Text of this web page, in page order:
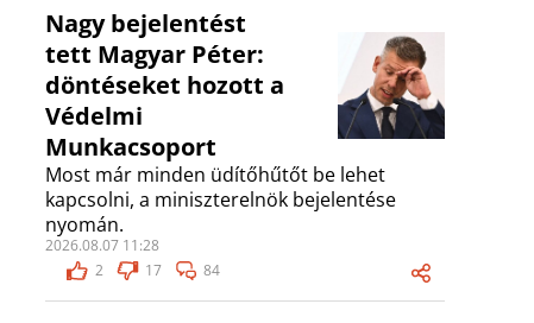
Nagy bejelentést
tett Magyar Péter:
döntéseket hozott a
Védelmi
Munkacsoport
Most már minden üdítőhűtőt be lehet
kapcsolni, a miniszterelnök bejelentése
nyomán.
2026.08.07 11:28
2
17 84